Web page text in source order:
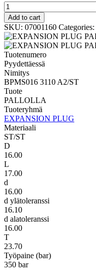
PALLOLLA
BPMS016
3110
A2/ST
quantity
Add to cart
SKU: 07001160 Categories:
Tuotenumero
Pyydettäessä
Nimitys
BPMS016 3110 A2/ST
Tuote
PALLOLLA
Tuoteryhmä
EXPANSION PLUG
Materiaali
ST/ST
D
16.00
L
17.00
d
16.00
d ylätoleranssi
16.10
d alatoleranssi
16.00
T
23.70
Työpaine (bar)
350 bar